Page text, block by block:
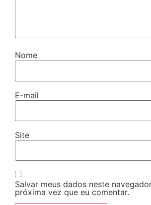
Nome
E-mail
Site
Salvar meus dados neste
próxima vez que eu comentar.